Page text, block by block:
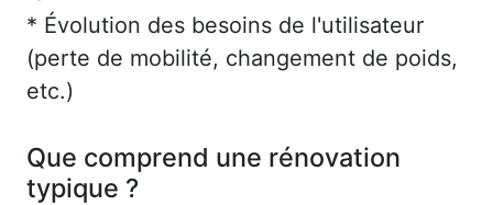
* Évolution des besoins de l'utilisateur
(perte de mobilité, changement de poids,
etc.)
Que comprend une rénovation
typique ?